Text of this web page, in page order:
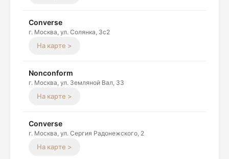
Converse
г. Москва, ул. Солянка, 3с2
На карте >
Nonconform
г. Москва, ул. Земляной Вал, 33
На карте >
Converse
г. Москва, ул. Сергия Радонежского, 2
На карте >